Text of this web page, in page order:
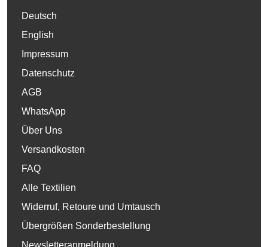
Deutsch
English
Impressum
Datenschutz
AGB
WhatsApp
Über Uns
Versandkosten
FAQ
Alle Textilien
Widerruf, Retoure und Umtausch
Übergrößen Sonderbestellung
Newsletteranmeldung